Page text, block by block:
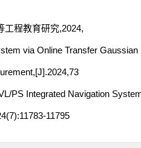
工程教育研究,2024,
via Online Transfer Gaussian
PS Integrated Navigation
11795